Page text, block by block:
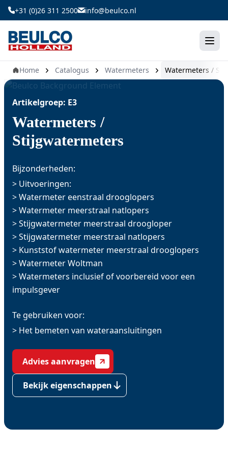
Ga
naar
de
inhoud
+31 (0)26 311 2500 info@beulco.nl
Home Catalogus Watermeters Watermeters /
Artikelgroep: E3
Watermeters /
Stijgwatermeters
Bijzonderheden:
> Uitvoeringen:
> Watermeter eenstraal drooglopers
> Watermeter meerstraal natlopers
> Stijgwatermeter meerstraal droogloper
> Stijgwatermeter meerstraal natlopers
> Kunststof watermeter meerstraal drooglopers
> Watermeter Woltman
> Watermeters inclusief of voorbereid voor een
impulsgever
Te gebruiken voor:
> Het bemeten van wateraansluitingen
Advies aanvragen
Bekijk eigenschappen